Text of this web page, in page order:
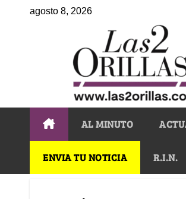
agosto 8, 2026
AL MINUTO
ENVIA TU NOTICIA R.I.N.